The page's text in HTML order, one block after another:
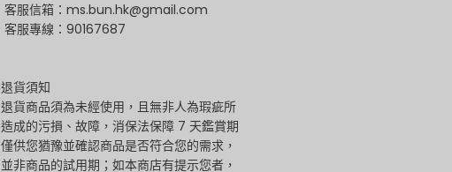
客服信箱：ms.bun.hk@gmail.com
客服專線：90167687
退貨須知
退貨商品須為未經使用，且無非人為瑕疵所
造成的污損、故障，消保法保障 7 天鑑賞期
僅供您猶豫並確認商品是否符合您的需求，
並非商品的試用期；如本商店有提示您者，